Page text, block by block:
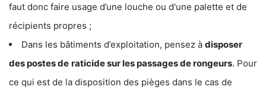
faut donc faire usage d’une louche ou d'une palette et de
récipients propres ;
Dans les bâtiments d’exploitation, pensez à disposer
des postes de raticide sur les passages de rongeurs. Pour
ce qui est de la disposition des pièges dans le cas de